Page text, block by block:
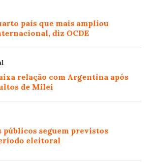
país que mais ampliou
diz OCDE
relação com Argentina após
de Milei
públicos seguem previstos
eleitoral